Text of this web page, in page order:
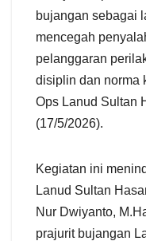
bujangan sebagai
mencegah
pelanggaran
disiplin dan norma
Ops Lanud Sultan
(17/5/2026).
Kegiatan ini
Lanud Sultan
Nur Dwiyanto,
prajurit bujangan